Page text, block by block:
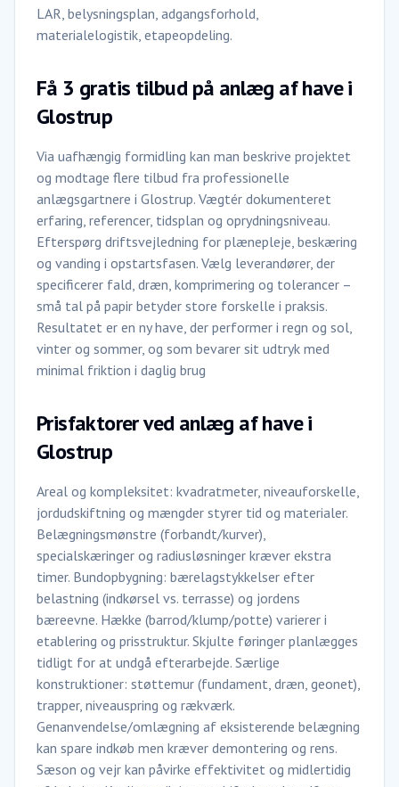
LAR, belysningsplan, adgangsforhold,
materialelogistik, etapeopdeling.
Få 3 gratis tilbud på anlæg af have i
Glostrup
Via uafhængig formidling kan man beskrive projektet
og modtage flere tilbud fra professionelle
anlægsgartnere i Glostrup. Vægtér dokumenteret
erfaring, referencer, tidsplan og oprydningsniveau.
Efterspørg driftsvejledning for plænepleje, beskæring
og vanding i opstartsfasen. Vælg leverandører, der
specificerer fald, dræn, komprimering og tolerancer –
små tal på papir betyder store forskelle i praksis.
Resultatet er en ny have, der performer i regn og sol,
vinter og sommer, og som bevarer sit udtryk med
minimal friktion i daglig brug
Prisfaktorer ved anlæg af have i
Glostrup
Areal og kompleksitet: kvadratmeter, niveauforskelle,
jordudskiftning og mængder styrer tid og materialer.
Belægningsmønstre (forbandt/kurver),
specialskæringer og radiusløsninger kræver ekstra
timer. Bundopbygning: bærelagstykkelser efter
belastning (indkørsel vs. terrasse) og jordens
bæreevne. Hække (barrod/klump/potte) varierer i
etablering og prisstruktur. Skjulte føringer planlægges
tidligt for at undgå efterarbejde. Særlige
konstruktioner: støttemur (fundament, dræn, geonet),
trapper, niveauspring og rækværk.
Genanvendelse/omlægning af eksisterende belægning
kan spare indkøb men kræver demontering og rens.
Sæson og vejr kan påvirke effektivitet og midlertidig